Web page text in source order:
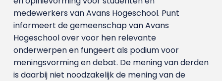
medewerkers van Avans Hoge­school. Punt
informeert de gemeenschap van Avans
Hogeschool over voor hen relevante
onderwerpen en fungeert als podium voor
meningsvorming en debat. De mening van derden
is daarbij niet noodzakelijk de mening van de